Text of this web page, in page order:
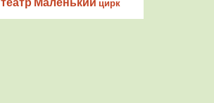
цирк